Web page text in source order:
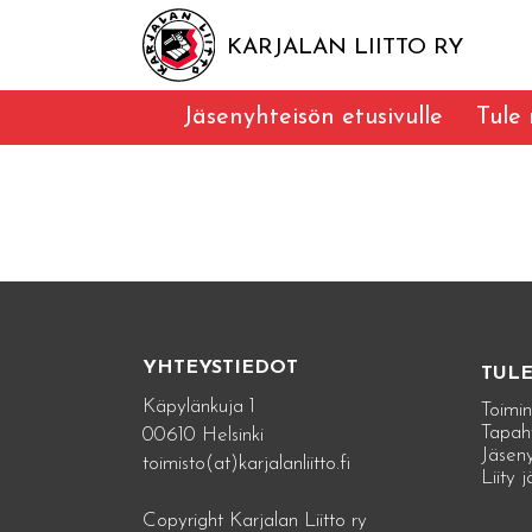
KARJALAN LIITTO RY
Jäsenyhteisön etusivulle
YHTEYSTIEDOT
Käpylänkuja 1
00610 Helsinki
toimisto(at)karjalanliitto.fi
Copyright Karjalan Liitto ry
Liity